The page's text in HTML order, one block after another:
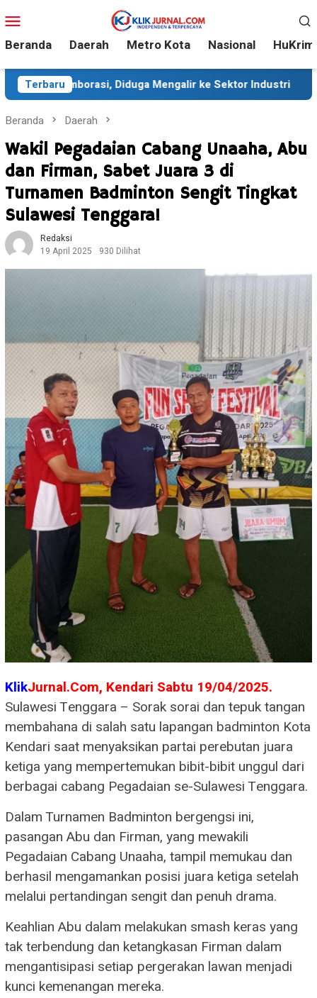
ke
kontenMobile
Beranda Daerah Metro Kota Nasional HuKrim
Terbaru
Diduga Mengalir ke Sektor Industri Sekitar 35 Ribu
Beranda Daerah
Wakil Pegadaian Cabang Unaaha, Abu
dan Firman, Sabet Juara 3 di
Turnamen Badminton Sengit Tingkat
Sulawesi Tenggara!
Redaksi
19 April 2025
930 Dilihat
KlikJurnal.Com, Kendari Sabtu 19/04/2025.
Sulawesi Tenggara – Sorak sorai dan tepuk tangan
membahana di salah satu lapangan badminton Kota
Kendari saat menyaksikan partai perebutan juara
ketiga yang mempertemukan bibit-bibit unggul dari
berbagai cabang Pegadaian se-Sulawesi Tenggara.
Dalam Turnamen Badminton bergengsi ini,
pasangan Abu dan Firman, yang mewakili
Pegadaian Cabang Unaaha, tampil memukau dan
berhasil mengamankan posisi juara ketiga setelah
melalui pertandingan sengit dan penuh drama.
Keahlian Abu dalam melakukan smash keras yang
tak terbendung dan ketangkasan Firman dalam
mengantisipasi setiap pergerakan lawan menjadi
kunci kemenangan mereka.